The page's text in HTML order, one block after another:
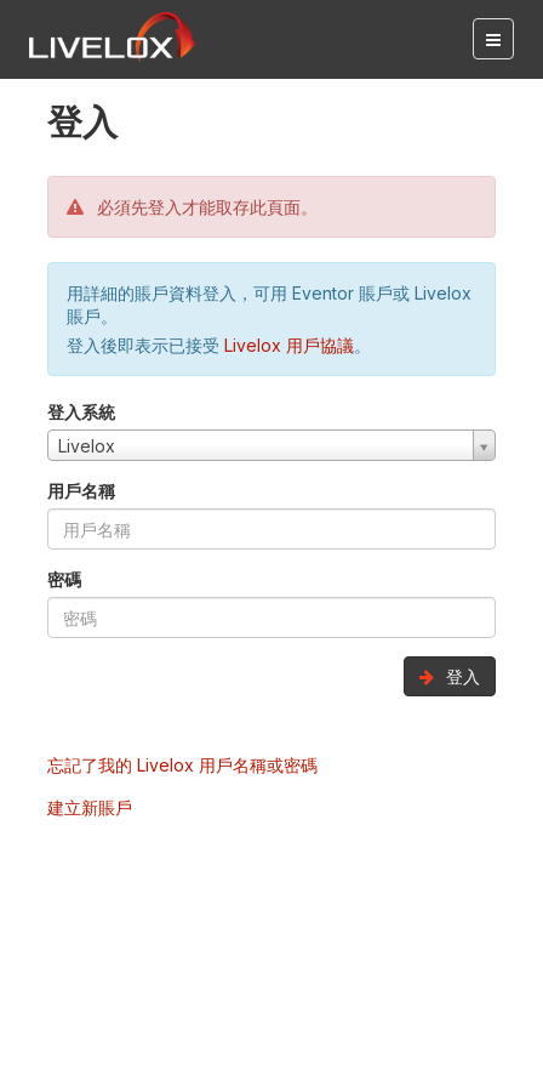
登入
必須先登入才能取存此頁面。
用詳細的賬戶資料登入，可用 Eventor 賬戶或 Livelox
賬戶。
登入後即表示已接受 Livelox 用戶協議。
登入系統
Livelox
用戶名稱
密碼
登入
忘記了我的 Livelox 用戶名稱或密碼
建立新賬戶